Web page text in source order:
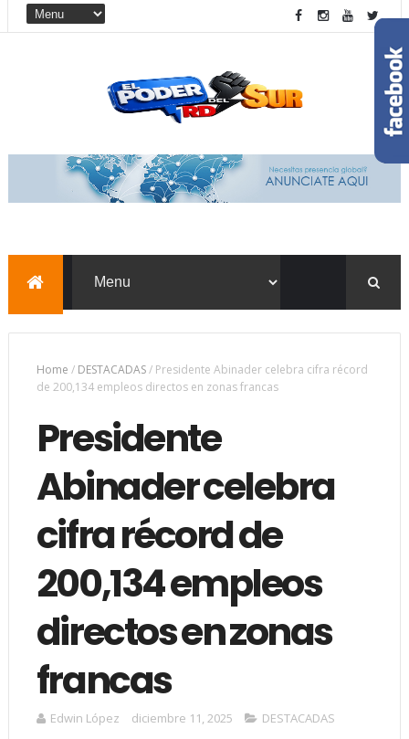
Home / DESTACADAS/ Presidente Abinader celebra cifra récord
de 200,134 empleos directos en zonas francas
Presidente
Abinader celebra
cifra récord de
200,134 empleos
directos en zonas
francas
Edwin López diciembre 11, 2025 DESTACADAS